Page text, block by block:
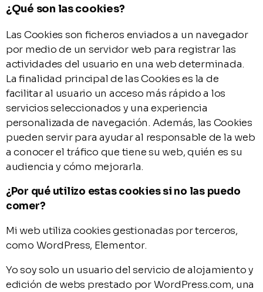
¿Qué son las cookies?
Las Cookies son ficheros enviados a un navegador
por medio de un servidor web para registrar las
actividades del usuario en una web determinada.
La finalidad principal de las Cookies es la de
facilitar al usuario un acceso más rápido a los
servicios seleccionados y una experiencia
personalizada de navegación. Además, las Cookies
pueden servir para ayudar al responsable de la web
a conocer el tráfico que tiene su web, quién es su
audiencia y cómo mejorarla.
¿Por qué utilizo estas cookies si no las puedo
comer?
Mi web utiliza cookies gestionadas por terceros,
como WordPress, Elementor.
Yo soy solo un usuario del servicio de alojamiento y
edición de webs prestado por WordPress.com, una